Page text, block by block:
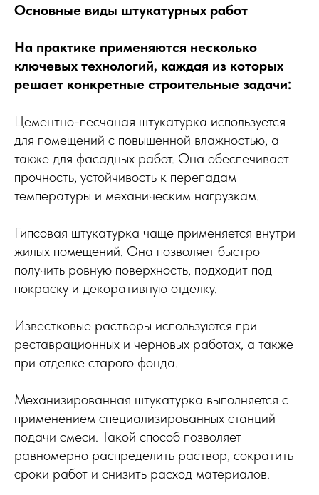
Основные виды штукатурных работ
На практике применяются несколько
ключевых технологий, каждая из которых
решает конкретные строительные задачи:
Цементно-песчаная штукатурка используется
для помещений с повышенной влажностью, а
также для фасадных работ. Она обеспечивает
прочность, устойчивость к перепадам
температуры и механическим нагрузкам.
Гипсовая штукатурка чаще применяется внутри
жилых помещений. Она позволяет быстро
получить ровную поверхность, подходит под
покраску и декоративную отделку.
Известковые растворы используются при
реставрационных и черновых работах, а также
при отделке старого фонда.
Механизированная штукатурка выполняется с
применением специализированных станций
подачи смеси. Такой способ позволяет
равномерно распределить раствор, сократить
сроки работ и снизить расход материалов.